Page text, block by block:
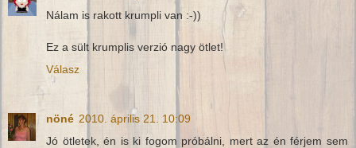
Nálam is rakott krumpli van :-))
Ez a sült krumplis verzió nagy ötlet!
Válasz
nöné 2010. április 21. 10:09
Jó ötletek, én is ki fogom próbálni, mert az én férjem sem